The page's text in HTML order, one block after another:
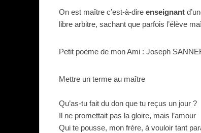
On est maître c’est-à-dire enseignant
libre arbitre, sachant que parfois l’élève
Petit poème de mon Ami : Joseph
Mettre un terme au maître
Qu’as-tu fait du don que tu reçus un jour ?
Il ne promettait pas la gloire, mais l’amour
Qui te pousse, mon frère, à vouloir tant